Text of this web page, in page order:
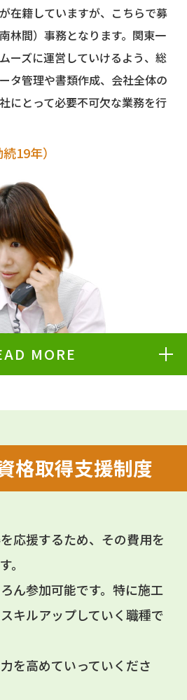
在籍していますが、こちらで募
林間）事務となります。関東一
ーズに運営していけるよう、総
タ管理や書類作成、会社全体の
にとって必要不可欠な業務を行
19年）
MORE
格取得支援制度
応援するため、その費用を
。
ん参加可能です。特に施工
キルアップしていく職種で
を高めていっていくださ